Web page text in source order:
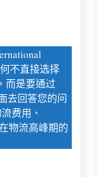
不直接选择
而是要通过
去回答您的问
费用、
物流高峰期的